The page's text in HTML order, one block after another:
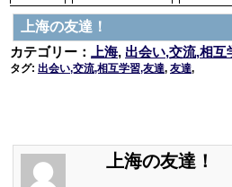
上海の友達！
カテゴリー：
上海, 出会い,交流,相互
タグ: 出会い,交流,相互学習,友達, 友達,
上海の友達！